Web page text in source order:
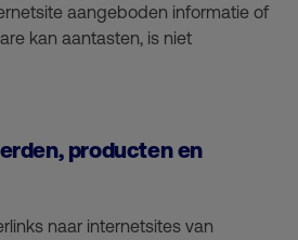
aangeboden informatie of
kan aantasten, is niet
producten en
naar internetsites van